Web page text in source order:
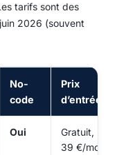
tarifs sont des
2026 (souvent
No-
code
Prix
d’entrée
Oui
Gratuit, puis
39 €/mois